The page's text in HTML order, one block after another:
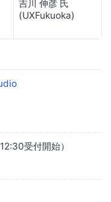
吉川 伸彦 氏
(UXFukuoka)
受付開始）